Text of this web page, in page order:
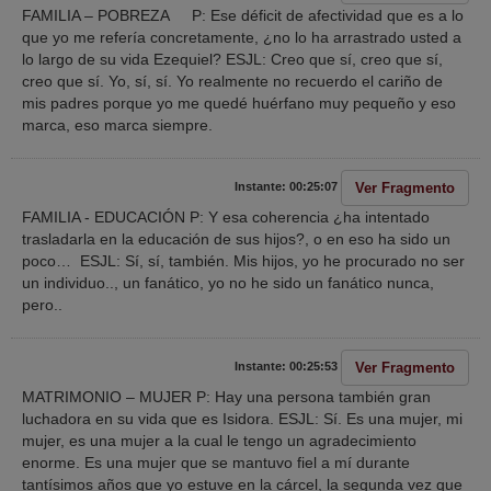
FAMILIA – POBREZA P: Ese déficit de afectividad que es a lo
que yo me refería concretamente, ¿no lo ha arrastrado usted a
lo largo de su vida Ezequiel? ESJL: Creo que sí, creo que sí,
creo que sí. Yo, sí, sí. Yo realmente no recuerdo el cariño de
mis padres porque yo me quedé huérfano muy pequeño y eso
marca, eso marca siempre.
Instante: 00:25:07 Ver Fragmento
FAMILIA - EDUCACIÓN P: Y esa coherencia ¿ha intentado
trasladarla en la educación de sus hijos?, o en eso ha sido un
poco… ESJL: Sí, sí, también. Mis hijos, yo he procurado no ser
un individuo.., un fanático, yo no he sido un fanático nunca,
pero..
Instante: 00:25:53 Ver Fragmento
MATRIMONIO – MUJER P: Hay una persona también gran
luchadora en su vida que es Isidora. ESJL: Sí. Es una mujer, mi
mujer, es una mujer a la cual le tengo un agradecimiento
enorme. Es una mujer que se mantuvo fiel a mí durante
tantísimos años que yo estuve en la cárcel, la segunda vez que